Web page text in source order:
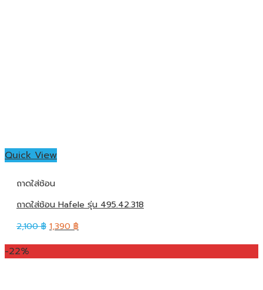
Quick View
ถาดใส่ช้อน
ถาดใส่ช้อน Hafele รุ่น 495.42.318
2,100฿ 1,390 ฿
-22%